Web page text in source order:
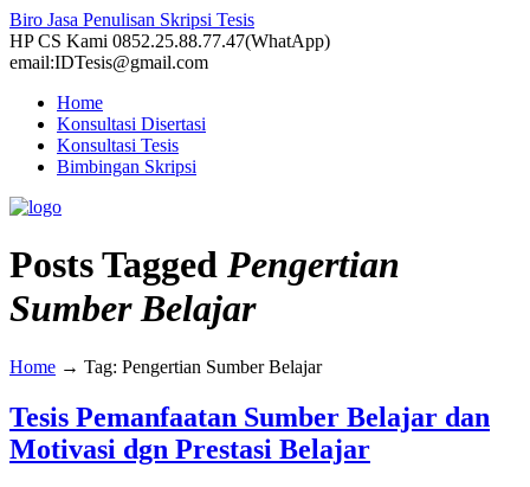
Biro Jasa Penulisan Skripsi Tesis
HP CS Kami 0852.25.88.77.47(WhatApp)
email:IDTesis@gmail.com
Home
Konsultasi Disertasi
Konsultasi Tesis
Bimbingan Skripsi
Posts Tagged Pengertian
Sumber Belajar
Home → Tag: Pengertian Sumber Belajar
Tesis Pemanfaatan Sumber Belajar dan
Motivasi dgn Prestasi Belajar